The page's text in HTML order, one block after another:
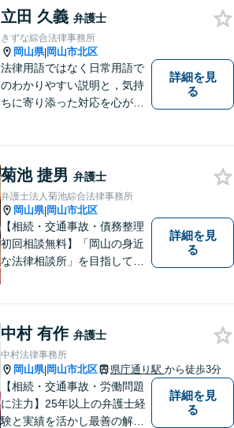
立田 久義 弁護士
きずな綜合法律事務所
岡山県|岡山市北区
法律用語ではなく日常用語で
のわかりやすい説明と，気持
ちに寄り添った対応を心がけ
詳細を見
る
菊池 捷男 弁護士
弁護士法人菊池綜合法律事務所
岡山県|岡山市北区
【相続・交通事故・債務整理
初回相談無料】「岡山の身近
な法律相談所」を目指してい
んなささいなことでも構いま
せん。お気軽にご相談くださ
い。【土曜日も受付可能】
【専用駐車場あり】
詳細を見
る
中村 有作 弁護士
中村法律事務所
岡山県|岡山市北区 県庁通り駅 から徒歩3分
【相続・交通事故・労働問題
に注力】25年以上の弁護士経
験と実績を活かし最善の解決
詳細を見
る